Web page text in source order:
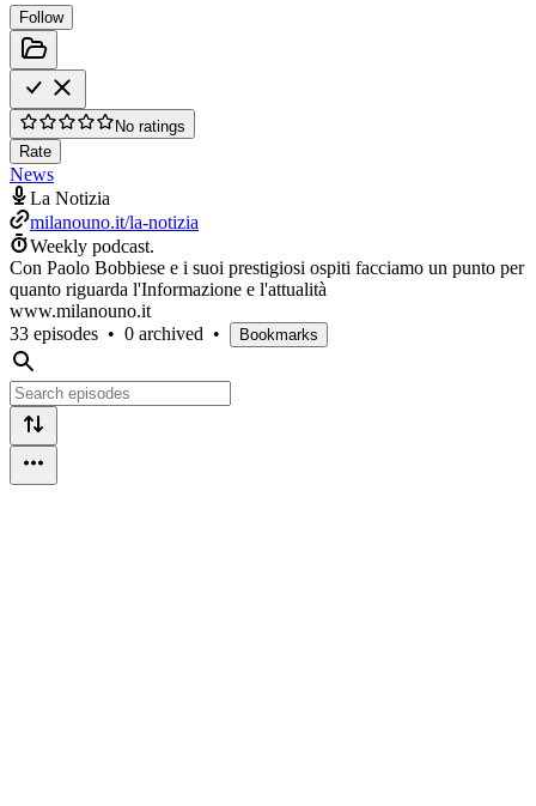
Follow
No ratings
Rate
News
La Notizia
milanouno.it/la-notizia
Weekly podcast.
Con Paolo Bobbiese e i suoi prestigiosi ospiti facciamo un punto per
quanto riguarda l'Informazione e l'attualità
www.milanouno.it
33 episodes • 0 archived • Bookmarks